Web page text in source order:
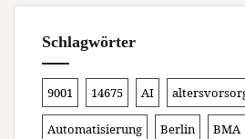
Schlagwörter
9001 14675 AI
Automatisierung Berlin BMA